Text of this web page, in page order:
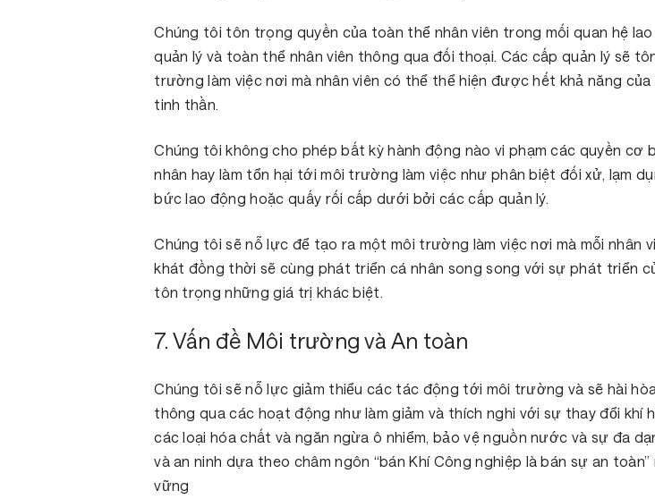
Chúng tôi tôn trọng quyền của toàn thể nhân viên trong mối quan hệ
quản lý và toàn thể nhân viên thông qua đối thoại. Các cấp quản lý sẽ
trường làm việc nơi mà nhân viên có thể thể hiện được hết khả năng
tinh thần.
Chúng tôi không cho phép bất kỳ hành động nào vi phạm các quyền
nhân hay làm tổn hại tới môi trường làm việc như phân biệt đối xử, lạm
bức lao động hoặc quấy rối cấp dưới bởi các cấp quản lý.
Chúng tôi sẽ nỗ lực để tạo ra một môi trường làm việc nơi mà mỗi nhân
khát đồng thời sẽ cùng phát triển cá nhân song song với sự phát triển
tôn trọng những giá trị khác biệt.
7. Vấn đề Môi trường và An toàn
Chúng tôi sẽ nỗ lực giảm thiểu các tác động tới môi trường và sẽ hài
thông qua các hoạt động như làm giảm và thích nghi với sự thay đổi
các loại hóa chất và ngăn ngừa ô nhiểm, bảo vệ nguồn nước và sự đa
và an ninh dựa theo châm ngôn “bán Khí Công nghiệp là bán sự an
vững